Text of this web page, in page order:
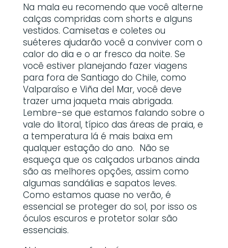
Na mala eu recomendo que você alterne
calças compridas com shorts e alguns
vestidos. Camisetas e coletes ou
suéteres ajudarão você a conviver com o
calor do dia e o ar fresco da noite. Se
você estiver planejando fazer viagens
para fora de Santiago do Chile, como
Valparaíso e Viña del Mar, você deve
trazer uma jaqueta mais abrigada.
Lembre-se que estamos falando sobre o
vale do litoral, típico das áreas de praia, e
a temperatura lá é mais baixa em
qualquer estação do ano. Não se
esqueça que os calçados urbanos ainda
são as melhores opções, assim como
algumas sandálias e sapatos leves.
Como estamos quase no verão, é
essencial se proteger do sol, por isso os
óculos escuros e protetor solar são
essenciais.